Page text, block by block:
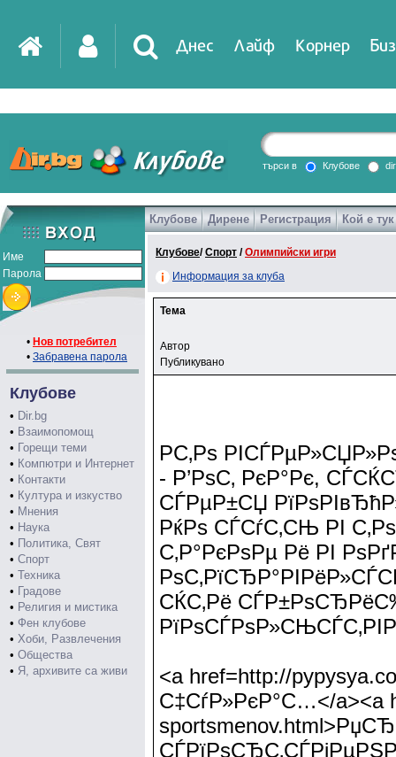
Днес Лайф Корнер
DirTV Impressio
Games
търси в Клубове
Име
Парола
• Нов потребител
• Забравена парола
Клубове
• Dir.bg
• Взаимопомощ
• Горещи теми
• Компютри и Интернет
• Контакти
• Култура и изкуство
• Мнения
• Наука
• Политика, Свят
• Спорт
• Техника
• Градове
• Религия и мистика
• Фен клубове
• Хоби, Развлечения
• Общества
• Я, архивите са живи
Клубове Дирене Регистрация Кой е тук
Клубове/Спорт /Олимпийски игри
Информация за клуба
Тема
Автор
Публикувано
Р­С‚Рѕ
- Р’РѕС‚ РєР°Рє,
СЃРµР±СЏ
РќРѕ СЃСѓС‚СЊ РІ
С‚Р°РєРѕРµ Рё РІ
СЌС‚Рё
<a href=http://
С‡СѓР»РєР°С…</a><a